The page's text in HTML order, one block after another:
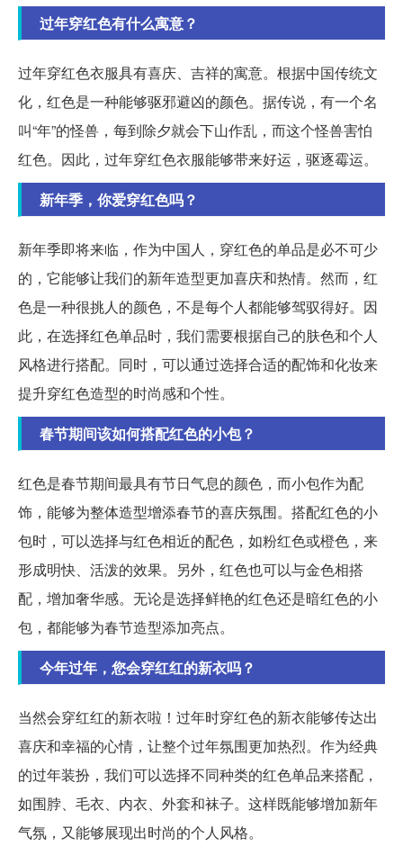
过年穿红色有什么寓意？
过年穿红色衣服具有喜庆、吉祥的寓意。根据中国传统文
化，红色是一种能够驱邪避凶的颜色。据传说，有一个名
叫“年”的怪兽，每到除夕就会下山作乱，而这个怪兽害怕
红色。因此，过年穿红色衣服能够带来好运，驱逐霉运。
新年季，你爱穿红色吗？
新年季即将来临，作为中国人，穿红色的单品是必不可少
的，它能够让我们的新年造型更加喜庆和热情。然而，红
色是一种很挑人的颜色，不是每个人都能够驾驭得好。因
此，在选择红色单品时，我们需要根据自己的肤色和个人
风格进行搭配。同时，可以通过选择合适的配饰和化妆来
提升穿红色造型的时尚感和个性。
春节期间该如何搭配红色的小包？
红色是春节期间最具有节日气息的颜色，而小包作为配
饰，能够为整体造型增添春节的喜庆氛围。搭配红色的小
包时，可以选择与红色相近的配色，如粉红色或橙色，来
形成明快、活泼的效果。另外，红色也可以与金色相搭
配，增加奢华感。无论是选择鲜艳的红色还是暗红色的小
包，都能够为春节造型添加亮点。
今年过年，您会穿红红的新衣吗？
当然会穿红红的新衣啦！过年时穿红色的新衣能够传达出
喜庆和幸福的心情，让整个过年氛围更加热烈。作为经典
的过年装扮，我们可以选择不同种类的红色单品来搭配，
如围脖、毛衣、内衣、外套和袜子。这样既能够增加新年
气氛，又能够展现出时尚的个人风格。